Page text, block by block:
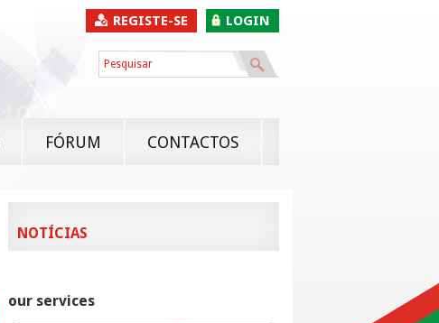
LOGIN
REGISTE-SE
FÓRUM CONTACTOS
NOTÍCIAS
our services